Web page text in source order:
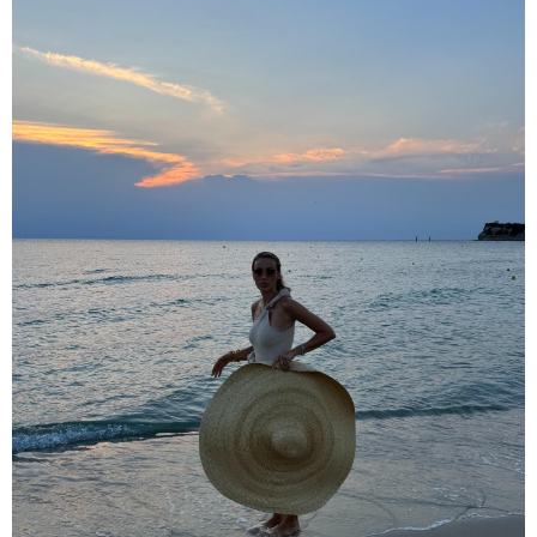
ბერუაშვილის ადვოკატი
მკითხველის რჩევით